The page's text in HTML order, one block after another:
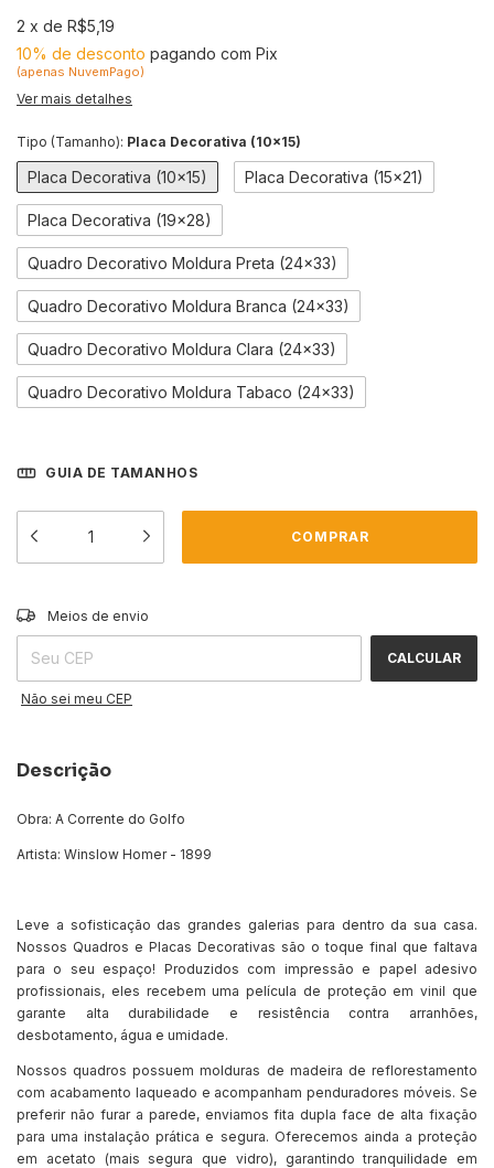
2 x de R$5,19
10% de desconto pagando com Pix
(apenas NuvemPago)
Ver mais detalhes
Tipo (Tamanho): Placa Decorativa (10x15)
Placa Decorativa (10x15) Placa Decorativa (15x21)
Placa Decorativa (19x28)
Quadro Decorativo Moldura Preta (24x33)
Quadro Decorativo Moldura Branca (24x33)
Quadro Decorativo Moldura Clara (24x33)
Quadro Decorativo Moldura Tabaco (24x33)
GUIA DE TAMANHOS
Entregas para o CEP:
Meios de envio
CALCULAR
Não sei meu CEP
Descrição
Obra: A Corrente do Golfo
Artista: Winslow Homer - 1899
Leve a sofisticação das grandes galerias para dentro da sua casa.
Nossos Quadros e Placas Decorativas são o toque final que faltava
para o seu espaço! Produzidos com impressão e papel adesivo
profissionais, eles recebem uma película de proteção em vinil que
garante alta durabilidade e resistência contra arranhões,
desbotamento, água e umidade.
Nossos quadros possuem molduras de madeira de reflorestamento
com acabamento laqueado e acompanham penduradores móveis. Se
preferir não furar a parede, enviamos fita dupla face de alta fixação
para uma instalação prática e segura. Oferecemos ainda a proteção
em acetato (mais segura que vidro), garantindo tranquilidade em